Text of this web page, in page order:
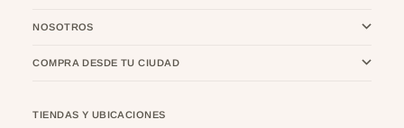
NOSOTROS
COMPRA DESDE TU CIUDAD
TIENDAS Y UBICACIONES